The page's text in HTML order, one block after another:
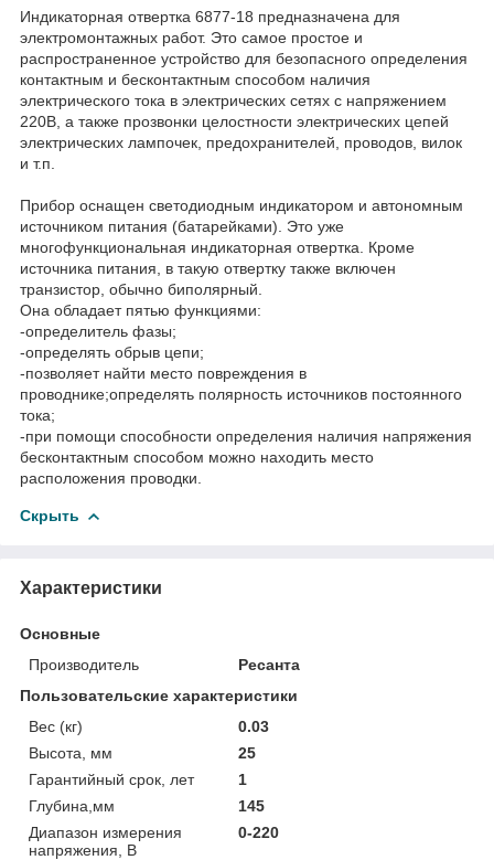
Индикаторная отвертка 6877-18 предназначена для
электромонтажных работ. Это самое простое и
распространенное устройство для безопасного определения
контактным и бесконтактным способом наличия
электрического тока в электрических сетях с напряжением
220В, а также прозвонки целостности электрических цепей
электрических лампочек, предохранителей, проводов, вилок
и т.п.
Прибор оснащен светодиодным индикатором и автономным
источником питания (батарейками). Это уже
многофункциональная индикаторная отвертка. Кроме
источника питания, в такую отвертку также включен
транзистор, обычно биполярный.
Она обладает пятью функциями:
-определитель фазы;
-определять обрыв цепи;
-позволяет найти место повреждения в
проводнике;определять полярность источников постоянного
тока;
-при помощи способности определения наличия напряжения
бесконтактным способом можно находить место
расположения проводки.
Скрыть
Характеристики
Основные
Производитель
Ресанта
Пользовательские характеристики
Вес (кг)
0.03
Высота, мм
25
Гарантийный срок, лет
1
Глубина,мм
145
Диапазон измерения
напряжения, В
0-220